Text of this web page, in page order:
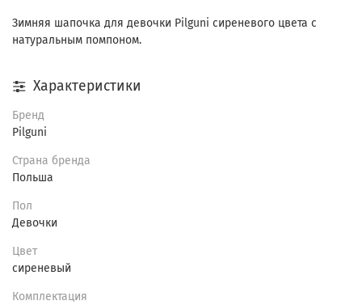
Зимняя шапочка для девочки Pilguni сиреневого цвета с
натуральным помпоном.
Характеристики
Бренд
Pilguni
Страна бренда
Польша
Пол
Девочки
Цвет
сиреневый
Комплектация